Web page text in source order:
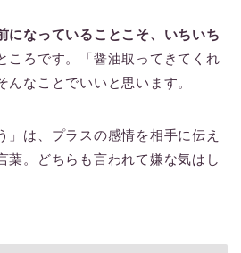
になっていることこそ、いちいち
ころです。「醤油取ってきてくれ
なことでいいと思います。
」は、プラスの感情を相手に伝え
葉。どちらも言われて嫌な気はし